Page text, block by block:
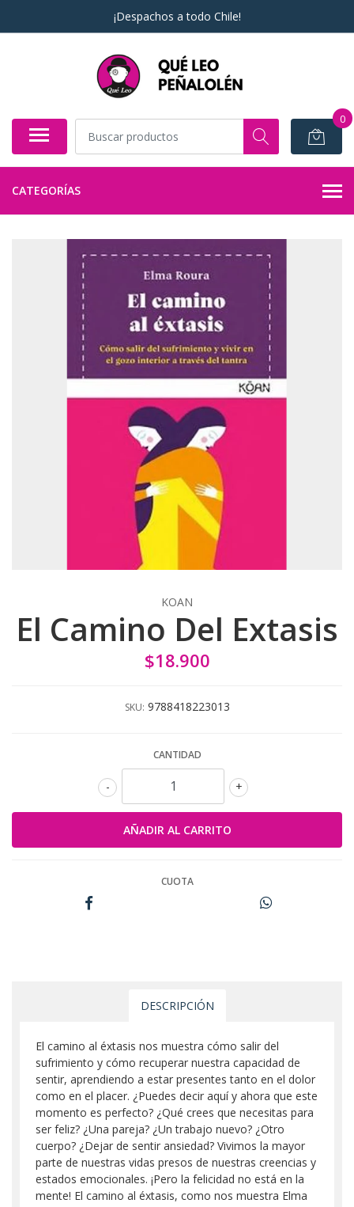
¡Despachos a todo Chile!
0
CATEGORÍAS
KOAN
El Camino Del Extasis
$18.900
SKU: 9788418223013
CANTIDAD
+
-
CUOTA
DESCRIPCIÓN
El camino al éxtasis nos muestra cómo salir del
sufrimiento y cómo recuperar nuestra capacidad de
sentir, aprendiendo a estar presentes tanto en el dolor
como en el placer. ¿Puedes decir aquí y ahora que este
momento es perfecto? ¿Qué crees que necesitas para
ser feliz? ¿Una pareja? ¿Un trabajo nuevo? ¿Otro
cuerpo? ¿Dejar de sentir ansiedad? Vivimos la mayor
parte de nuestras vidas presos de nuestras creencias y
estados emocionales. ¡Pero la felicidad no está en la
mente! El camino al éxtasis, como nos muestra Elma